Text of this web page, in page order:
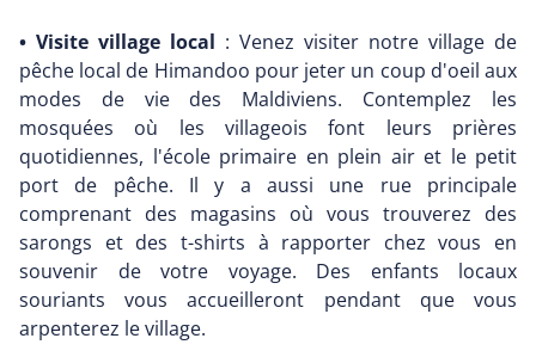
• Visite village local : Venez visiter notre village de
pêche local de Himandoo pour jeter un coup d'oeil aux
modes de vie des Maldiviens. Contemplez les
mosquées où les villageois font leurs prières
quotidiennes, l'école primaire en plein air et le petit
port de pêche. Il y a aussi une rue principale
comprenant des magasins où vous trouverez des
sarongs et des t-shirts à rapporter chez vous en
souvenir de votre voyage. Des enfants locaux
souriants vous accueilleront pendant que vous
arpenterez le village.